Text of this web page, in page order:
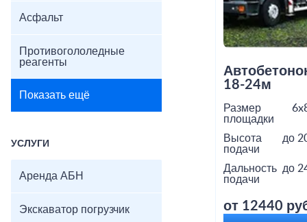
Асфальт
Противогололедные
реагенты
Показать ещё
УСЛУГИ
Аренда АБН
Экскаватор погрузчик
18-24м
Размер
площадки
Высота
подачи
до
Дальность
подачи
до
от 12440